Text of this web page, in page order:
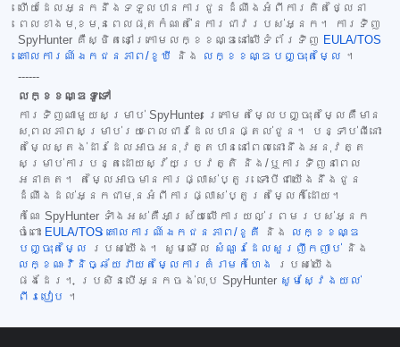
ហើយដែលអ្នកនឹងទទួលបានការជូនដំណឹងអំពីការគិតថ្លៃនា
ពេលខាងមុខមុនពេលផុតកំណត់នៃការជាវរបស់អ្នក។ ការទិញ
SpyHunter គឺស្ថិតនៅក្រោមលក្ខខណ្ឌនៅលើទំព័រទិញ EULA/TOS
គោលការណ៍ឯកជនភាព/ខូឃី
និង លក្ខខណ្ឌបញ្ចុះតម្លៃ ។
------
លក្ខខណ្ឌទូទៅ
ការទិញណាមួយសម្រាប់ SpyHunter ក្រោមតម្លៃបញ្ចុះតម្លៃគឺមាន
សុពលភាពសម្រាប់រយៈពេលជាវដែលបានផ្តល់ជូន។ បន្ទាប់ពីនោះ
តម្លៃស្តង់ដារដែលអាចអនុវត្តបាននៅពេលនោះនឹងអនុវត្ត
សម្រាប់ការបន្តដោយស្វ័យប្រវត្តិ និង/ឬការទិញនាពេល
អនាគត។ តម្លៃអាចមានការផ្លាស់ប្តូរ ទោះបីជាយើងនឹងជូន
ដំណឹងដល់អ្នកជាមុនអំពីការផ្លាស់ប្តូរតម្លៃក៏ដោយ។
កំណែ SpyHunter ទាំងអស់គឺអាស្រ័យលើការយល់ព្រមរបស់អ្នក
ចំពោះ EULA/TOS គោលការណ៍ឯកជនភាព/ខូគី និង
លក្ខខណ្ឌ
បញ្ចុះតម្លៃ
របស់យើង។ សូមមើល សំណួរដែលសួរញឹកញាប់ និង
លក្ខណៈវិនិច្ឆ័យវាយតម្លៃការគំរាមកំហែង
របស់យើង
ផងដែរ។ ប្រសិនបើអ្នកចង់លុប SpyHunter សូមស្វែងយល់
ពីរបៀប ។